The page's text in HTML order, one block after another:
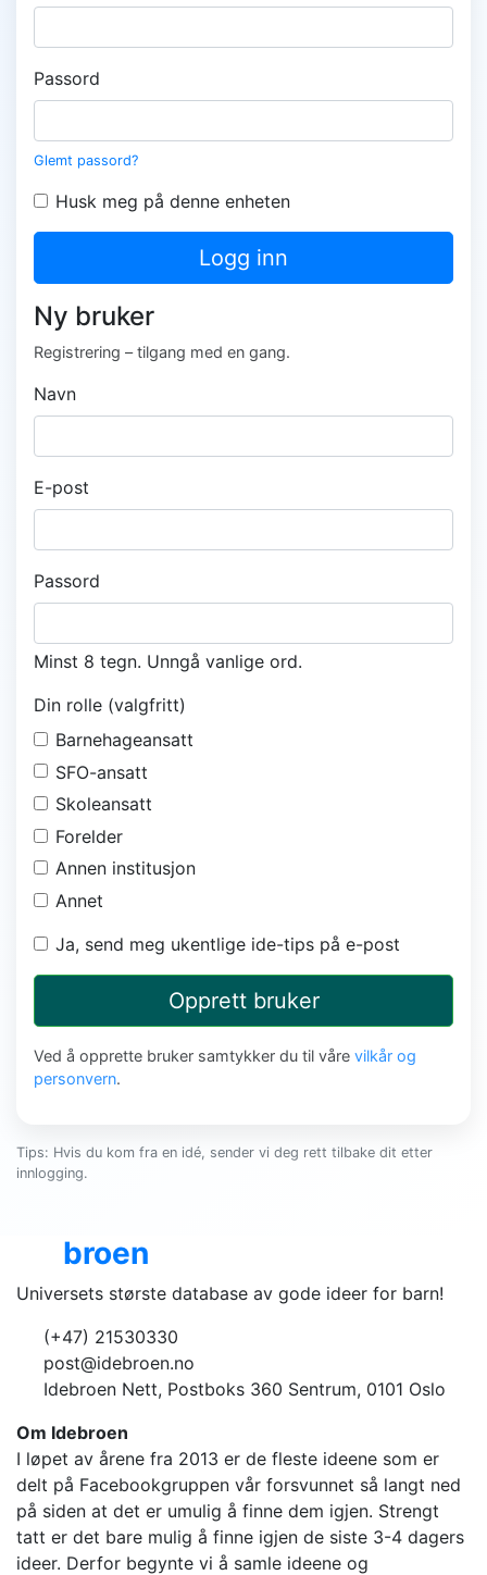
Passord
Glemt passord?
Husk meg på denne enheten
Logg inn
Ny bruker
Registrering – tilgang med en gang.
Navn
E-post
Passord
Minst 8 tegn. Unngå vanlige ord.
Din rolle (valgfritt)
Barnehageansatt
SFO-ansatt
Skoleansatt
Forelder
Annen institusjon
Annet
Ja, send meg ukentlige ide-tips på e-post
Opprett bruker
Ved å opprette bruker samtykker du til våre vilkår og
personvern.
Tips: Hvis du kom fra en idé, sender vi deg rett tilbake dit etter
innlogging.
broen
Universets største database av gode ideer for barn!
(+47) 21530330
post@idebroen.no
Idebroen Nett, Postboks 360 Sentrum, 0101 Oslo
Om Idebroen
I løpet av årene fra 2013 er de fleste ideene som er
delt på Facebookgruppen vår forsvunnet så langt ned
på siden at det er umulig å finne dem igjen. Strengt
tatt er det bare mulig å finne igjen de siste 3-4 dagers
ideer. Derfor begynte vi å samle ideene og